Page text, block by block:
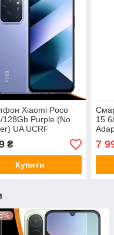
Xiaomi Poco
128Gb Purple (No
UA UCRF
₴
Купити
15
7